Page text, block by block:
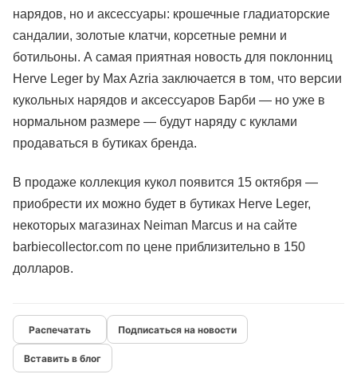
нарядов, но и аксессуары: крошечные гладиаторские
сандалии, золотые клатчи, корсетные ремни и
ботильоны. А самая приятная новость для поклонниц
Herve Leger by Max Azria заключается в том, что версии
кукольных нарядов и аксессуаров Барби — но уже в
нормальном размере — будут наряду с куклами
продаваться в бутиках бренда.
В продаже коллекция кукол появится 15 октября —
приобрести их можно будет в бутиках Herve Leger,
некоторых магазинах Neiman Marcus и на сайте
barbiecollector.com по цене приблизительно в 150
долларов.
Подписаться на новости
Вставить в блог